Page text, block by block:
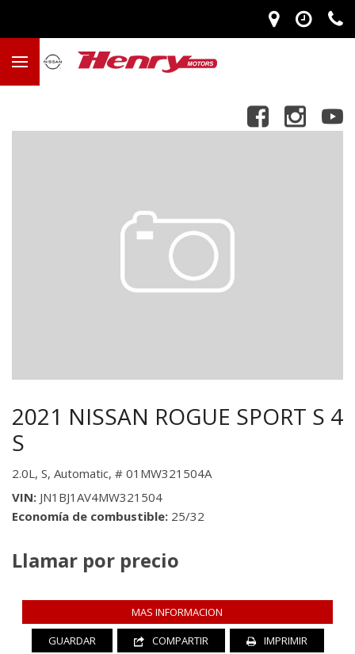
2021 NISSAN ROGUE SPORT S 4
S
2.0L, S, Automatic, # 01MW321504A
VIN JN1BJ1AV4MW321504
Economía de combustible 25/32
Llamar por precio
MAS INFORMACION
GUARDAR
COMPARTIR IMPRIMIR